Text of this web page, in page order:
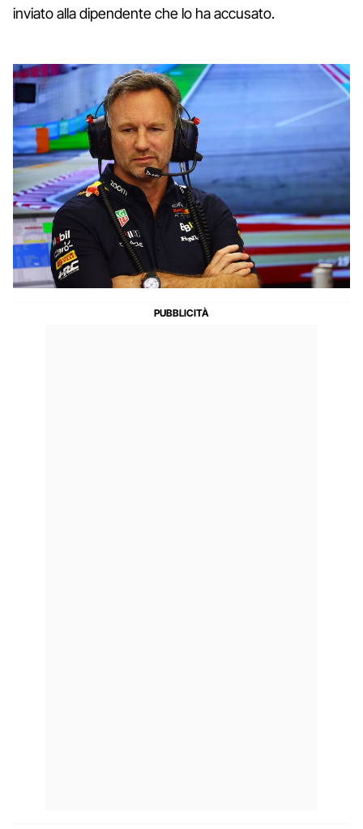
inviato alla dipendente che lo ha accusato.